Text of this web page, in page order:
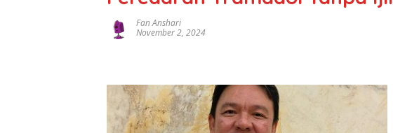
Fan Anshari
November 2, 2024